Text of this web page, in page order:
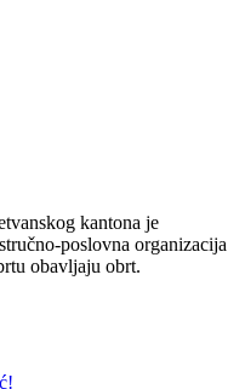
kantona je
poslovna organizacija
obavljaju obrt.